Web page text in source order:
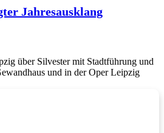
Jahresausklang
über Silvester mit Stadtführung und
und in der Oper Leipzig